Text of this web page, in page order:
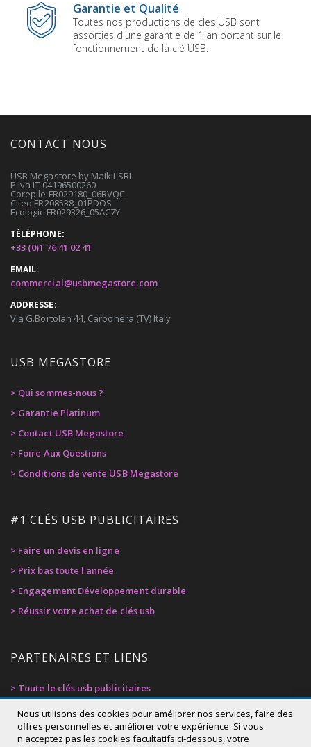
Garantie et Qualité
Toutes nos productions de cles USB sont
assorties d'une garantie de 1 an portant sur le
fonctionnement de la clé USB.
CONTACT NOUS
USB Megastore by Maikii SRL
P.Iva IT 04196500260
Corepile FR029180_06RVQC
Citeo FR208538_01PDOS
Ecologic FR029326_05AC7Y
TÉLÉPHONE:
+33 (0)1 76 41 02 41
EMAIL:
commercial@usbmegastore.com
ADDRESSE:
Via G.Bortolan 44, Carbonera (TV) Italy
USB MEGASTORE
> Qui sommes-nous ?
> Garantie Platinum
> Contact USB Megastore
> Foire Aux Questions
> Conditions de vente USB Megastore
#1 CLÉS USB PUBLICITAIRES
> Faire un devis en ligne
> Prix bas toute l'année
> Engagement Développement durable
> Réussir votre achat de clés usb
PARTENAIRES ET LIENS
> Toute le clés usb publicitaires
> Privacy Policy
> Cookie Policy
Nous utilisons des cookies pour améliorer nos services, faire des
offres personnelles et améliorer votre expérience. Si vous
n'acceptez pas les cookies facultatifs ci-dessous, votre